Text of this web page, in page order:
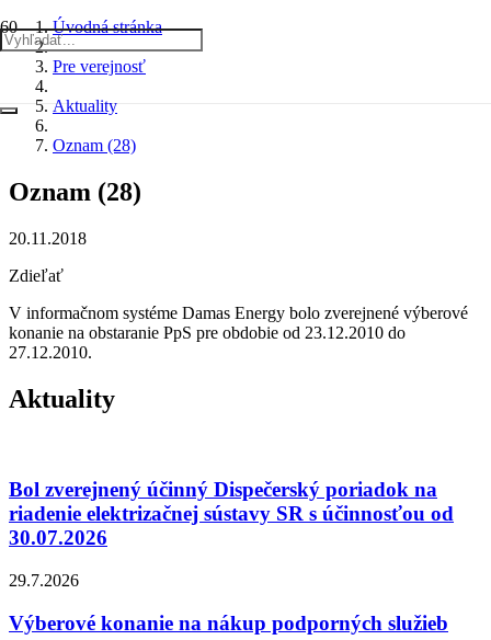
Úvodná stránka
Pre verejnosť
Aktuality
Oznam (28)
Oznam (28)
20.11.2018
Zdieľať
V informačnom systéme Damas Energy bolo zverejnené výberové
konanie na obstaranie PpS pre obdobie od 23.12.2010 do
27.12.2010.
Aktuality
Bol zverejnený účinný Dispečerský poriadok na
riadenie elektrizačnej sústavy SR s účinnosťou od
30.07.2026
29.7.2026
Výberové konanie na nákup podporných služieb